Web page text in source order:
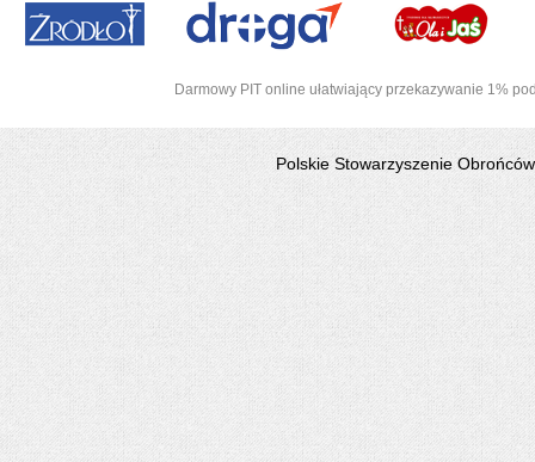
Darmowy PIT online ułatwiający przekazywanie 1%
Polskie Stowarzyszenie